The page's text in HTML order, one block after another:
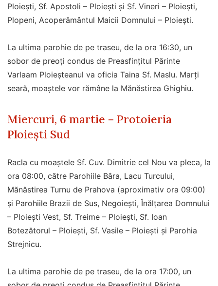
Ploiești, Sf. Apostoli – Ploiești și Sf. Vineri – Ploiești,
Plopeni, Acoperământul Maicii Domnului – Ploiești.
La ultima parohie de pe traseu, de la ora 16:30, un
sobor de preoți condus de Preasfințitul Părinte
Varlaam Ploieșteanul va oficia Taina Sf. Maslu. Marți
seară, moaștele vor rămâne la Mănăstirea Ghighiu.
Miercuri, 6 martie – Protoieria
Ploiești Sud
Racla cu moaștele Sf. Cuv. Dimitrie cel Nou va pleca, la
ora 08:00, către Parohiile Bâra, Lacu Turcului,
Mănăstirea Turnu de Prahova (aproximativ ora 09:00)
și Parohiile Brazii de Sus, Negoiești, Înălțarea Domnului
– Ploiești Vest, Sf. Treime – Ploiești, Sf. Ioan
Botezătorul – Ploiești, Sf. Vasile – Ploiești și Parohia
Strejnicu.
La ultima parohie de pe traseu, de la ora 17:00, un